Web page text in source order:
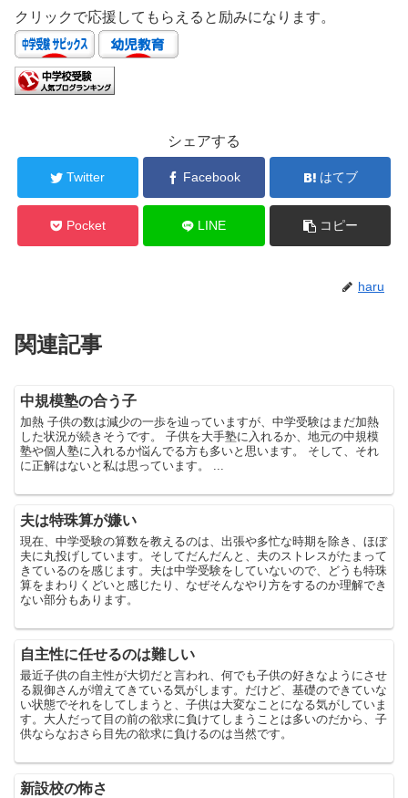
クリックで応援してもらえると励みになります。
シェアする
Twitter Facebook はてブ
Pocket LINE コピー
haru
関連記事
中規模塾の合う子
加熱 子供の数は減少の一歩を辿っていますが、中学受験はまだ加熱
した状況が続きそうです。 子供を大手塾に入れるか、地元の中規模
塾や個人塾に入れるか悩んでる方も多いと思います。 そして、それ
に正解はないと私は思っています。 ...
夫は特珠算が嫌い
現在、中学受験の算数を教えるのは、出張や多忙な時期を除き、ほぼ
夫に丸投げしています。そしてだんだんと、夫のストレスがたまって
きているのを感じます。夫は中学受験をしていないので、どうも特珠
算をまわりくどいと感じたり、なぜそんなやり方をするのか理解でき
ない部分もあります。
自主性に任せるのは難しい
最近子供の自主性が大切だと言われ、何でも子供の好きなようにさせ
る親御さんが増えてきている気がします。だけど、基礎のできていな
い状態でそれをしてしまうと、子供は大変なことになる気がしていま
す。大人だって目の前の欲求に負けてしまうことは多いのだから、子
供ならなおさら目先の欲求に負けるのは当然です。
新設校の怖さ